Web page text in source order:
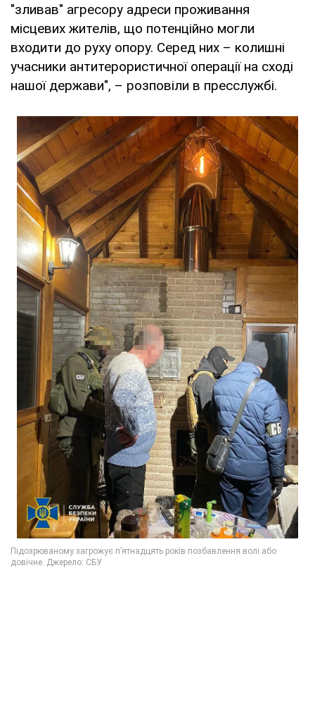
"зливав" агресору адреси проживання
місцевих жителів, що потенційно могли
входити до руху опору. Серед них – колишні
учасники антитерористичної операції на сході
нашої держави", – розповіли в пресслужбі.